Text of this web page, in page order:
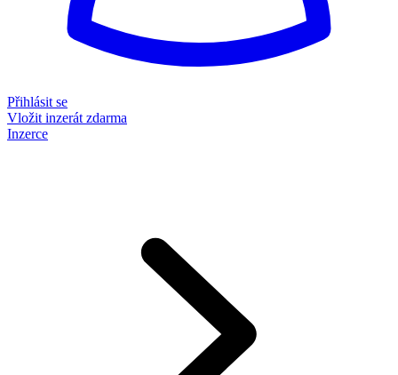
Přihlásit se
Vložit inzerát zdarma
Inzerce